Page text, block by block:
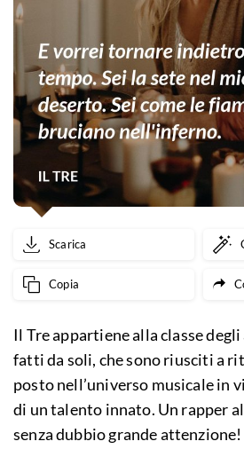
Scarica
Copia
Il Tre appartiene alla classe
fatti da soli, che sono riusciti a
posto nell’universo musicale in
di un talento innato. Un rapper
senza dubbio grande attenzione!